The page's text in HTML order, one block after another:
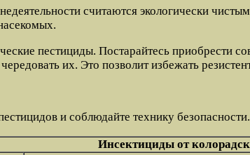
считаются экологически
пестициды. Постарайтесь приобрести
их. Это позволит избежать
и соблюдайте технику безопасности.
Инсектициды от